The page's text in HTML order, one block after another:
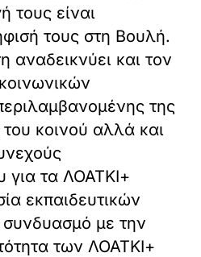
τους είναι
τους στη Βουλή.
αναδεικνύει και τον
της
κοινού αλλά και
για τα ΛΟΑΤΚΙ+
εκπαιδευτικών
με την
των ΛΟΑΤΚΙ+